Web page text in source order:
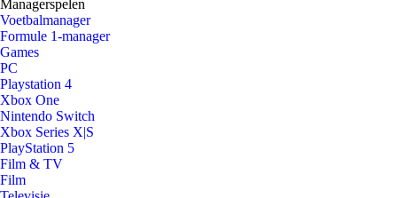
Managerspelen
Voetbalmanager
Formule 1-manager
Games
PC
Playstation 4
Xbox One
Nintendo Switch
Xbox Series X|S
PlayStation 5
Film & TV
Film